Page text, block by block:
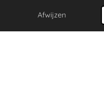
Afwijzen
Verzenden
E-mailadres Telefoonnummer